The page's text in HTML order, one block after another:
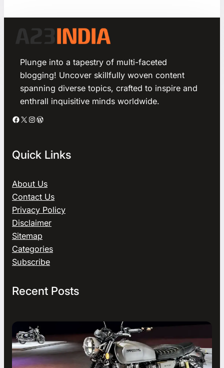
Plunge into a tapestry of multi-faceted
blogging! Uncover skillfully woven content
spanning diverse topics, crafted to inspire and
enthrall inquisitive minds worldwide.
Facebook X Instagram WordPress
Quick Links
About Us
Contact Us
Privacy Policy
Disclaimer
Sitemap
Categories
Subscribe
Recent Posts